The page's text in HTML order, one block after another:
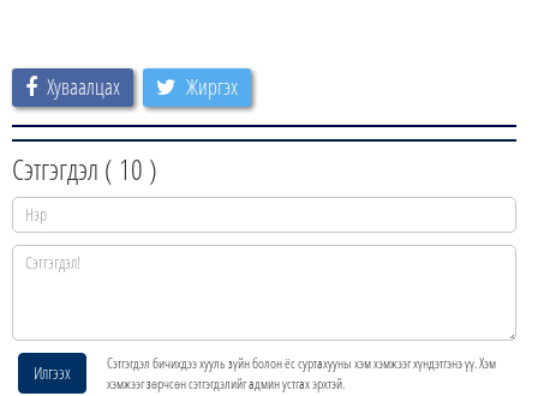
Хуваалцах Жиргэх
Сэтгэгдэл ( 10 )
Илгээх
Сэтгэгдэл бичихдээ хууль зүйн болон ёс суртахууны хэм хэмжээг хүндэтгэнэ үү. Хэм
хэмжээг зөрчсөн сэтгэгдэлийг админ устгах эрхтэй.